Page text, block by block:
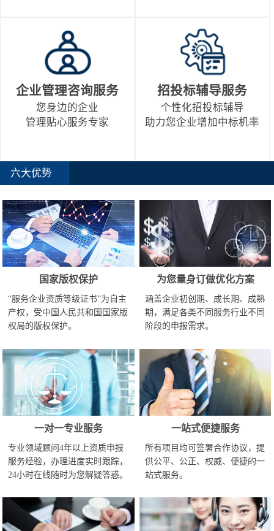
企业管理咨询服务
您身边的企业
管理贴心服务专家
招投标辅导服务
个性化招投标辅导
助力您企业增加中标机率
六大优势
国家版权保护
“服务企业资质等级证书”为自主
产权，受中国人民共和国国家版
权局的版权保护。
为您量身订做优化方案
涵盖企业初创期、成长期、成熟
期，满足各类不同服务行业不同
阶段的申报需求。
一对一专业服务
专业领域顾问4年以上资质申报
服务经验，办理进度实时跟踪，
24小时在线随时为您解疑答惑。
一站式便捷服务
所有项目均可签署合作协议，提
供公平、公正、权威、便捷的一
站式服务。